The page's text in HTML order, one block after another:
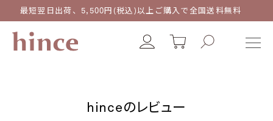
最短翌日出荷、5,500円(税込)以上ご購入で全国送料無料
hinceのレビュー